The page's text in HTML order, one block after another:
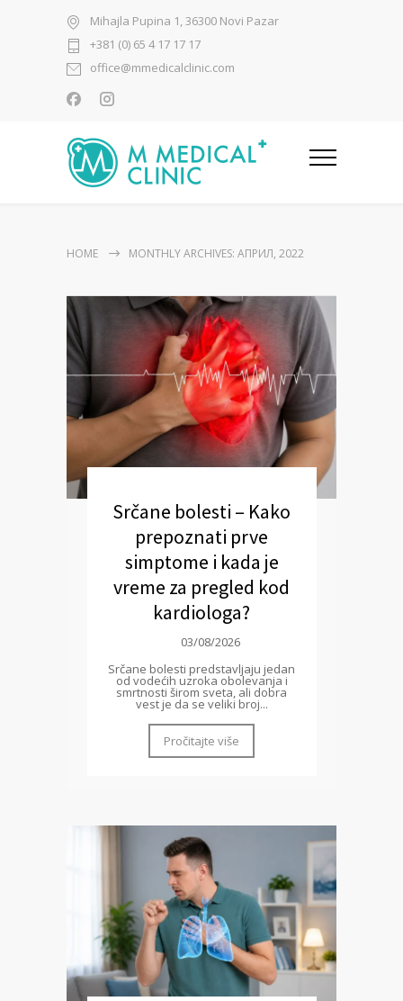
Mihajla Pupina 1, 36300 Novi Pazar
+381 (0) 65 4 17 17 17
office@mmedicalclinic.com
HOME MONTHLY ARCHIVES: АПРИЛ, 2022
Srčane bolesti – Kako
prepoznati prve
simptome i kada je
vreme za pregled kod
kardiologa?
03/08/2026
Srčane bolesti predstavljaju jedan
od vodećih uzroka obolevanja i
smrtnosti širom sveta, ali dobra
vest je da se veliki broj...
Pročitajte više